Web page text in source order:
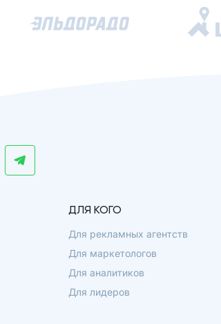
ДЛЯ КОГО
Для рекламных агентств
Для маркетологов
Для аналитиков
Для лидеров